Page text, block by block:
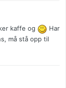
kaffe og
Har
må stå opp til